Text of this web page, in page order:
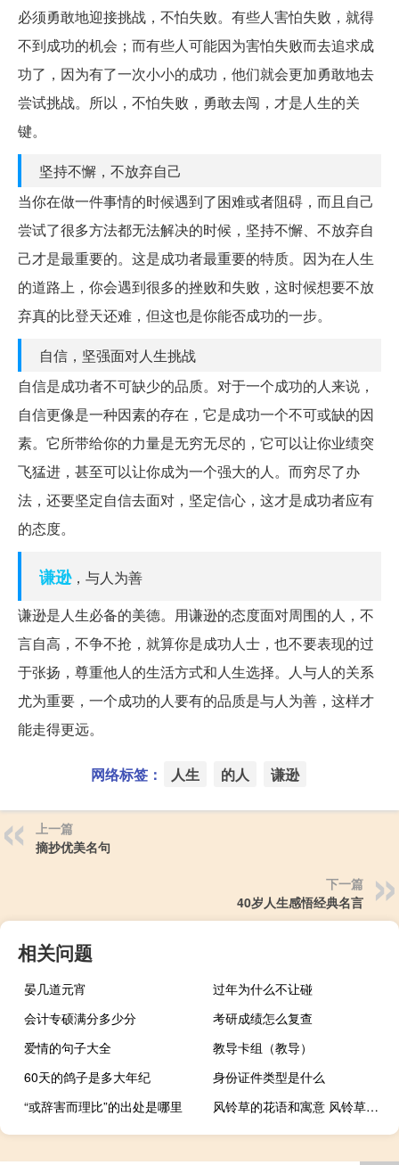
必须勇敢地迎接挑战，不怕失败。有些人害怕失败，就得
不到成功的机会；而有些人可能因为害怕失败而去追求成
功了，因为有了一次小小的成功，他们就会更加勇敢地去
尝试挑战。所以，不怕失败，勇敢去闯，才是人生的关
键。
坚持不懈，不放弃自己
当你在做一件事情的时候遇到了困难或者阻碍，而且自己
尝试了很多方法都无法解决的时候，坚持不懈、不放弃自
己才是最重要的。这是成功者最重要的特质。因为在人生
的道路上，你会遇到很多的挫败和失败，这时候想要不放
弃真的比登天还难，但这也是你能否成功的一步。
自信，坚强面对人生挑战
自信是成功者不可缺少的品质。对于一个成功的人来说，
自信更像是一种因素的存在，它是成功一个不可或缺的因
素。它所带给你的力量是无穷无尽的，它可以让你业绩突
飞猛进，甚至可以让你成为一个强大的人。而穷尽了办
法，还要坚定自信去面对，坚定信心，这才是成功者应有
的态度。
谦逊，与人为善
谦逊是人生必备的美德。用谦逊的态度面对周围的人，不
言自高，不争不抢，就算你是成功人士，也不要表现的过
于张扬，尊重他人的生活方式和人生选择。人与人的关系
尤为重要，一个成功的人要有的品质是与人为善，这样才
能走得更远。
网络标签： 人生 的人 谦逊
上一篇
摘抄优美名句
下一篇
40岁人生感悟经典名言
相关问题
晏几道元宵
过年为什么不让碰
会计专硕满分多少分
考研成绩怎么复查
爱情的句子大全
教导卡组（教导）
60天的鸽子是多大年纪
身份证件类型是什么
“或辞害而理比”的出处是哪里
风铃草的花语和寓意 风铃草的花语和寓意是什么